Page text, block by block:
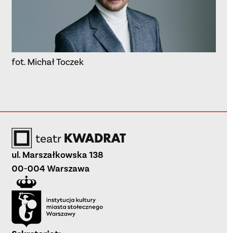
fot. Michał Toczek
ul. Marszałkowska 138
00-004 Warszawa